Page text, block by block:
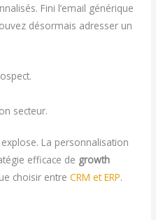
Fini l’email générique
désormais adresser un
secteur.
La personnalisation
efficace de growth
choisir entreCRM et ERP.